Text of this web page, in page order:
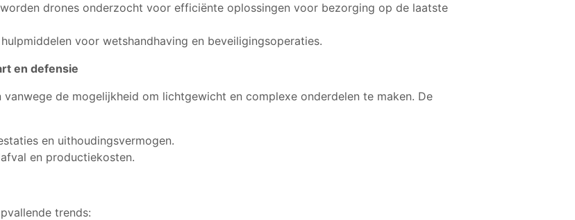
drones onderzocht voor efficiënte oplossingen voor bezorging op de laatste
voor wetshandhaving en beveiligingsoperaties.
en defensie
de mogelijkheid om lichtgewicht en complexe onderdelen te maken. De
en uithoudingsvermogen.
en productiekosten.
trends: